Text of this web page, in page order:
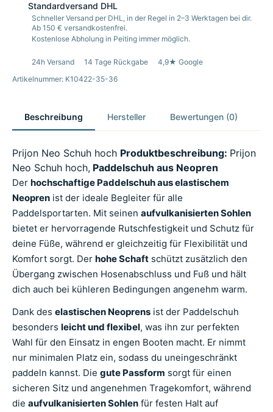
Standardversand DHL
Schneller Versand per DHL, in der Regel in 2–3 Werktagen bei dir.
Ab 150 € versandkostenfrei.
Kostenlose Abholung in Peiting immer möglich.
24h Versand 14 Tage Rückgabe
4,9★ Google
Artikelnummer: K10422-35-36
Beschreibung Hersteller Bewertungen (0)
Prijon Neo Schuh hoch Produktbeschreibung: Prijon
Neo Schuh hoch, Paddelschuh aus Neopren
Der hochschaftige Paddelschuh aus elastischem
Neopren ist der ideale Begleiter für alle
Paddelsportarten. Mit seinen aufvulkanisierten Sohlen
bietet er hervorragende Rutschfestigkeit und Schutz für
deine Füße, während er gleichzeitig für Flexibilität und
Komfort sorgt. Der hohe Schaft schützt zusätzlich den
Übergang zwischen Hosenabschluss und Fuß und hält
dich auch bei kühleren Bedingungen angenehm warm.
Dank des elastischen Neoprens ist der Paddelschuh
besonders leicht und flexibel, was ihn zur perfekten
Wahl für den Einsatz in engen Booten macht. Er nimmt
nur minimalen Platz ein, sodass du uneingeschränkt
paddeln kannst. Die gute Passform sorgt für einen
sicheren Sitz und angenehmen Tragekomfort, während
die aufvulkanisierten Sohlen für festen Halt auf